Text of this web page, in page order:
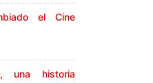
el Cine
una historia